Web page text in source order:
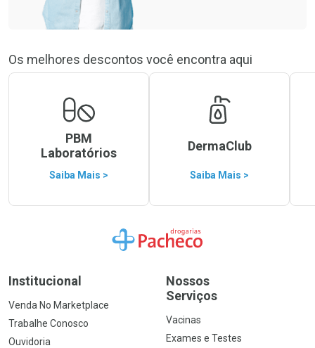
Os melhores descontos você encontra aqui
PBM
Laboratórios
Saiba Mais >
DermaClub
Saiba Mais >
Ir para a Home
Institucional
Venda No Marketplace
Trabalhe Conosco
Ouvidoria
Nossos
Serviços
Vacinas
Exames e Testes